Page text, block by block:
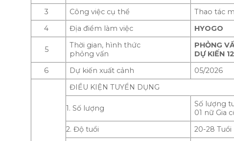
3
Công việc cụ thể
Thao tác
4
Địa điểm làm việc HYOGO
5
Thời gian, hình thức
phỏng vấn
PHỎNG
DỰ KIẾN
6
Dự kiến xuất cảnh 05/2026
ĐIỀU KIỆN TUYỂN DỤNG
1. Số lượng
Số lượng
01 nữ Gia
2. Độ tuổi
20-28 Tuổi